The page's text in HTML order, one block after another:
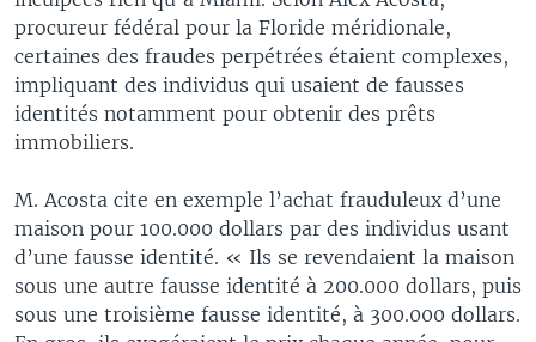
procureur fédéral pour la Floride méridionale,
certaines des fraudes perpétrées étaient complexes,
impliquant des individus qui usaient de fausses
identités notamment pour obtenir des prêts
immobiliers.
M. Acosta cite en exemple l’achat frauduleux d’une
maison pour 100.000 dollars par des individus usant
d’une fausse identité. « Ils se revendaient la maison
sous une autre fausse identité à 200.000 dollars, puis
sous une troisième fausse identité, à 300.000 dollars.